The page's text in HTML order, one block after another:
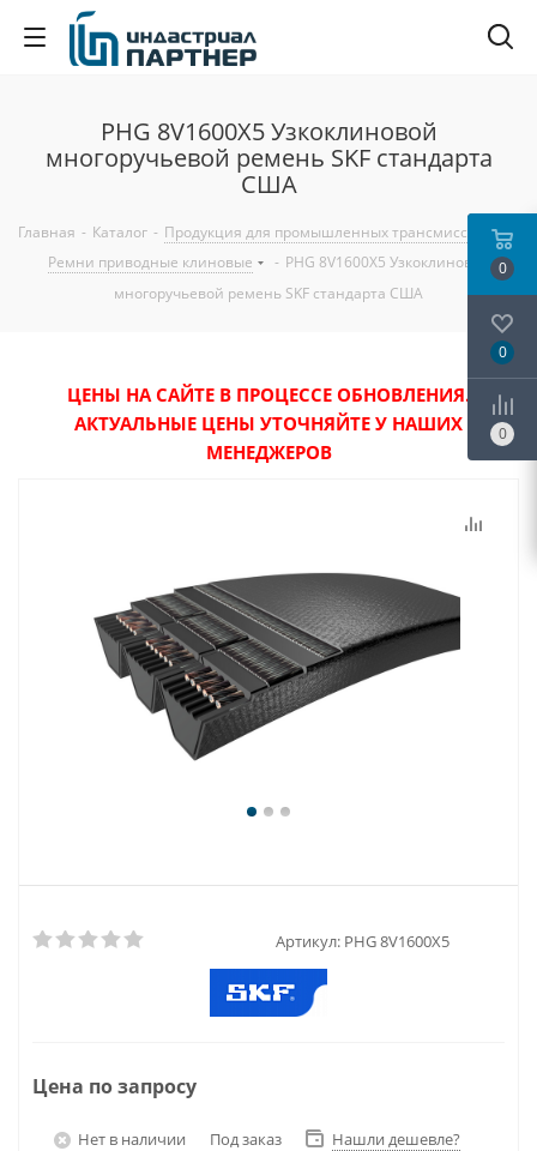
PHG 8V1600X5 Узкоклиновой
многоручьевой ремень SKF стандарта
США
Главная - Каталог - Продукция для промышленных трансмиссий
-
Ремни приводные клиновые
- PHG 8V1600X5 Узкоклиновой
многоручьевой ремень SKF стандарта США
ЦЕНЫ НА САЙТЕ В ПРОЦЕССЕ ОБНОВЛЕНИЯ.
АКТУАЛЬНЫЕ ЦЕНЫ УТОЧНЯЙТЕ У НАШИХ
МЕНЕДЖЕРОВ
Артикул: PHG 8V1600X5
Цена по запросу
Нет в наличии Под заказ Нашли дешевле?
0
0
0